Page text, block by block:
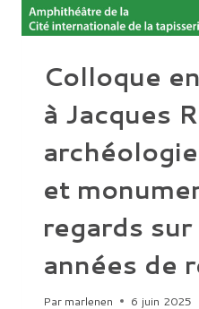
Colloque
à Jacques
et
regards
années de
Par marlenen 6 juin 2025